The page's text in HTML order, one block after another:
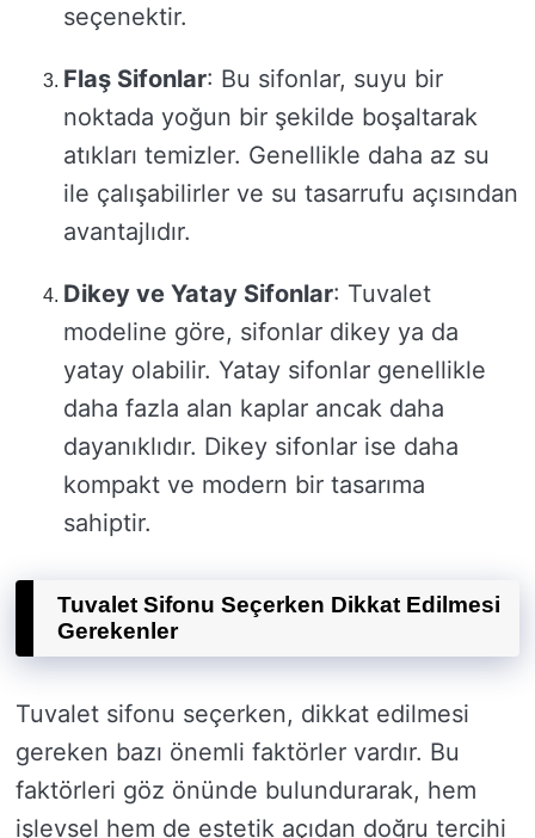
seçenektir.
Flaş Sifonlar: Bu sifonlar, suyu bir
noktada yoğun bir şekilde boşaltarak
atıkları temizler. Genellikle daha az su
ile çalışabilirler ve su tasarrufu açısından
avantajlıdır.
Dikey ve Yatay Sifonlar: Tuvalet
modeline göre, sifonlar dikey ya da
yatay olabilir. Yatay sifonlar genellikle
daha fazla alan kaplar ancak daha
dayanıklıdır. Dikey sifonlar ise daha
kompakt ve modern bir tasarıma
sahiptir.
Tuvalet Sifonu Seçerken Dikkat Edilmesi
Gerekenler
Tuvalet sifonu seçerken, dikkat edilmesi
gereken bazı önemli faktörler vardır. Bu
faktörleri göz önünde bulundurarak, hem
işlevsel hem de estetik açıdan doğru tercihi